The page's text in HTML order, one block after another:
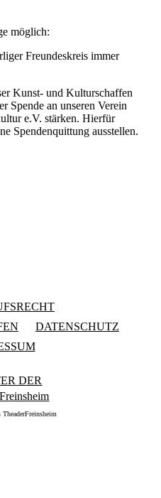
möglich:
Freundeskreis immer
Kunst- und Kulturschaffen
Spende an unseren Verein
e.V. stärken. Hierfür
Spendenquittung ausstellen.
DATENSCHUTZ
DER